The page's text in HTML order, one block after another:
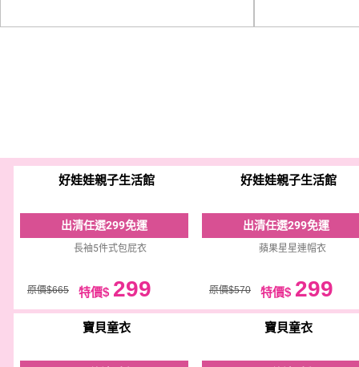
好娃娃親子生活館
出清任選299免運
長袖5件式包屁衣
原價$665 特價$ 299
好娃娃親子生活館
出清任選299免運
蘋果星星連帽衣
原價$570 特價$ 299
寶貝童衣 寶貝童衣